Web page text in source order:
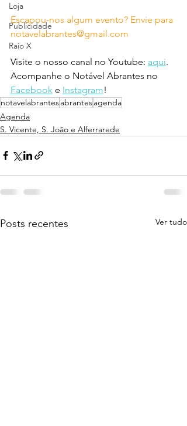
Loja
Publicidade
Raio X
Escapou-nos algum evento? Envie para
notavelabrantes@gmail.com
Visite o nosso canal no Youtube: aqui.
Acompanhe o Notável Abrantes no
Facebook e Instagram!
notavelabrantesabrantesagenda
Agenda
S. Vicente, S. João e Alferrarede
Posts recentes Ver tudo